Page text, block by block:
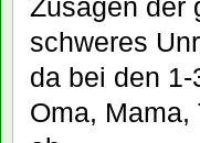
Zusagen der
schweres
da bei den
Oma, Mama,